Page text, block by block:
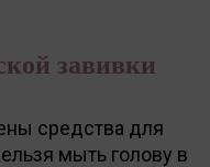
завивки
средства для
мыть голову в